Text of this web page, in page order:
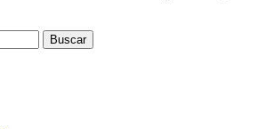
Buscar